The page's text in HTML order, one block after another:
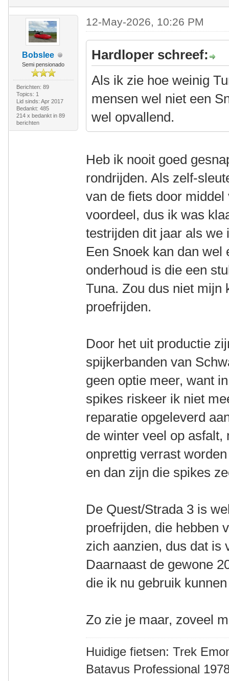
Bobslee
Semi pensionado
Berichten: 89
Topics: 1
Lid sinds: Apr 2017
Bedankt: 485
214 x bedankt in 89
berichten
12-May-2026, 10:26 PM
Hardloper schreef:
Als ik zie hoe weinig
mensen wel niet een
wel opvallend.
Heb ik nooit goed
rondrijden. Als zelf-
van de fiets door
voordeel, dus ik was
testrijden dit jaar als
Een Snoek kan dan
onderhoud is die een
Tuna. Zou dus niet mijn
proefrijden.
Door het uit productie
spijkerbanden van
geen optie meer, want
spikes riskeer ik niet
reparatie opgeleverd
de winter veel op
onprettig verrast
en dan zijn die spikes
De Quest/Strada 3 is
proefrijden, die hebben
zich aanzien, dus dat is
Daarnaast de gewone
die ik nu gebruik
Zo zie je maar, zoveel
Huidige fietsen: Trek
Batavus Professional